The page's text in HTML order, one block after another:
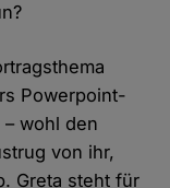
Powerpoint-
wohl den
von ihr,
Greta steht für